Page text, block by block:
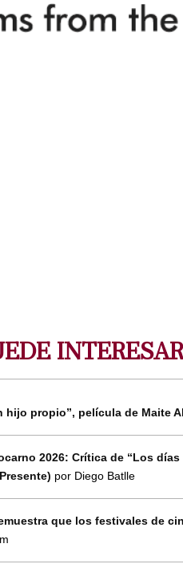
INTERESAR
hijo propio”, película de Maite
2026: Crítica de “Los
por Diego Batlle
que los festivales de